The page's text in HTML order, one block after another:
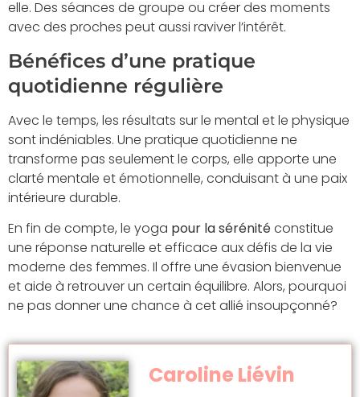
elle. Des séances de groupe ou créer des moments
avec des proches peut aussi raviver l’intérêt.
Bénéfices d’une pratique
quotidienne régulière
Avec le temps, les résultats sur le mental et le physique
sont indéniables. Une pratique quotidienne ne
transforme pas seulement le corps, elle apporte une
clarté mentale et émotionnelle, conduisant à une paix
intérieure durable.
En fin de compte, le yoga pour la sérénitéconstitue
une réponse naturelle et efficace aux défis de la vie
moderne des femmes. Il offre une évasion bienvenue
et aide à retrouver un certain équilibre. Alors, pourquoi
ne pas donner une chance à cet allié insoupçonné?
Caroline Liévin